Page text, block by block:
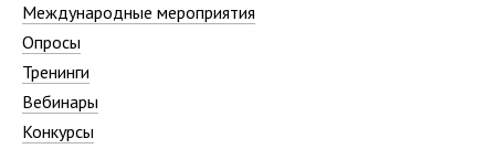
Международные мероприятия
Опросы
Тренинги
Вебинары
Конкурсы